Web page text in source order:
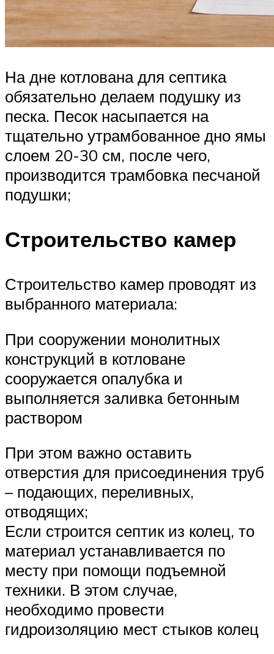
На дне котлована для септика
обязательно делаем подушку из
песка. Песок насыпается на
тщательно утрамбованное дно ямы
слоем 20-30 см, после чего,
производится трамбовка песчаной
подушки;
Строительство камер
Строительство камер проводят из
выбранного материала:
При сооружении монолитных
конструкций в котловане
сооружается опалубка и
выполняется заливка бетонным
раствором
При этом важно оставить
отверстия для присоединения труб
– подающих, переливных,
отводящих;
Если строится септик из колец, то
материал устанавливается по
месту при помощи подъемной
техники. В этом случае,
необходимо провести
гидроизоляцию мест стыков колец